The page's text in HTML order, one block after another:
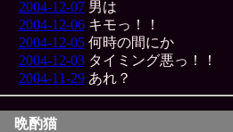
2004-12-07男は
2004-12-06キモっ！！
2004-12-05何時の間にか
2004-12-03タイミング悪っ！！
2004-11-29あれ？
晩酌猫